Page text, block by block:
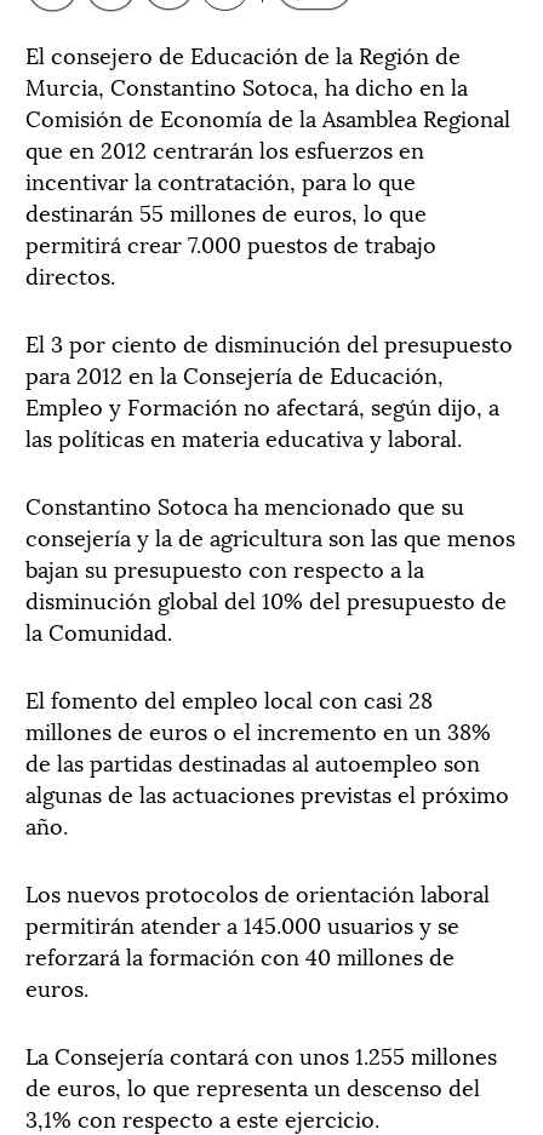
El consejero de Educación de la Región de
Murcia, Constantino Sotoca, ha dicho en la
Comisión de Economía de la Asamblea Regional
que en 2012 centrarán los esfuerzos en
incentivar la contratación, para lo que
destinarán 55 millones de euros, lo que
permitirá crear 7.000 puestos de trabajo
directos.
El 3 por ciento de disminución del presupuesto
para 2012 en la Consejería de Educación,
Empleo y Formación no afectará, según dijo, a
las políticas en materia educativa y laboral.
Constantino Sotoca ha mencionado que su
consejería y la de agricultura son las que menos
bajan su presupuesto con respecto a la
disminución global del 10% del presupuesto de
la Comunidad.
El fomento del empleo local con casi 28
millones de euros o el incremento en un 38%
de las partidas destinadas al autoempleo son
algunas de las actuaciones previstas el próximo
año.
Los nuevos protocolos de orientación laboral
permitirán atender a 145.000 usuarios y se
reforzará la formación con 40 millones de
euros.
La Consejería contará con unos 1.255 millones
de euros, lo que representa un descenso del
3,1% con respecto a este ejercicio.